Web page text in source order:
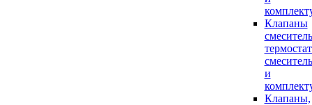
Клапаны
и
Клапаны,